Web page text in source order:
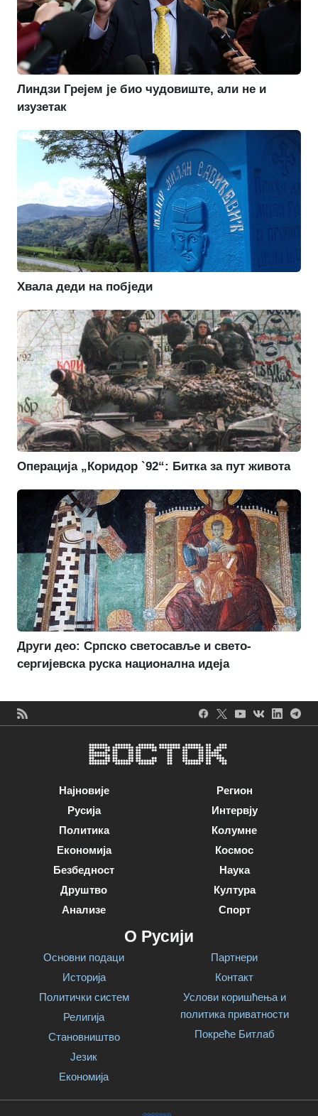
Линдзи Грејем је био чудовиште, али не и
изузетак
Хвала деди на побједи
Операција „Коридор `92“: Битка за пут живота
Други део: Српско светосавље и свето-
сергијевска руска национална идеја
Најновије
Русија
Политика
Економија
Безбедност
Друштво
Анализе
Регион
Интервју
Колумне
Космос
Наука
Култура
Спорт
О Русији
Основни подаци
Историја
Политички систем
Религија
Становништво
Језик
Економија
Партнери
Контакт
Услови коришћења и
политика приватности
Покреће Битлаб